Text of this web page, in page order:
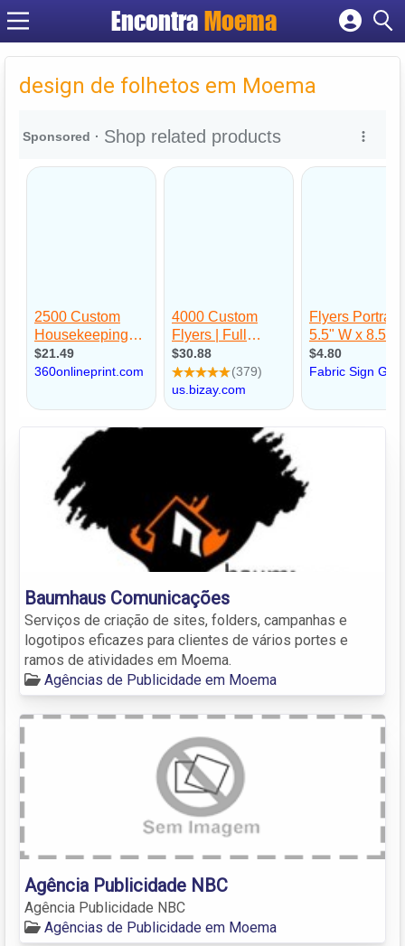
Encontra Moema
Criar conta
design de folhetos em Moema
Baumhaus Comunicações
Serviços de criação de sites, folders, campanhas e
logotipos eficazes para clientes de vários portes e
ramos de atividades em Moema.
Agências de Publicidade em Moema
Agência Publicidade NBC
Agência Publicidade NBC
Agências de Publicidade em Moema